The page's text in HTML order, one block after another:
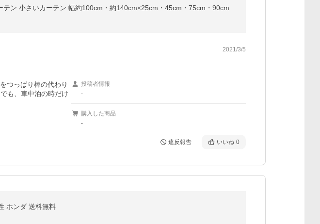
ン 小さいカーテン 幅約100cm・約140cm×25cm・45cm・75cm・90cm
2021/3/5
つっぱり棒の代わり
も、車中泊の時だけ
投稿者情報
-
購入した商品
-
違反報告 いいね 0
ホンダ 送料無料